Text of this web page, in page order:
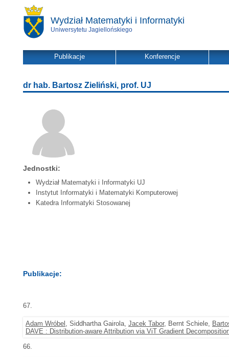
Wydział Matematyki i Informatyki
Uniwersytetu Jagiellońskiego
Publikacje Konferencje
dr hab. Bartosz Zieliński, prof. UJ
Jednostki:
Wydział Matematyki i Informatyki UJ
Instytut Informatyki i Matematyki Komputerowej
Katedra Informatyki Stosowanej
Publikacje:
67.
Adam Wróbel , Siddhartha Gairola, Jacek Tabor, Bernt Schiele,
DAVE : Distribution-aware Attribution via ViT Gradient
66.